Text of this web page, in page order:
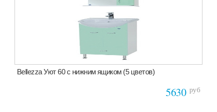
Bellezza Уют 60 с нижним ящиком (5 цветов)
5630 руб